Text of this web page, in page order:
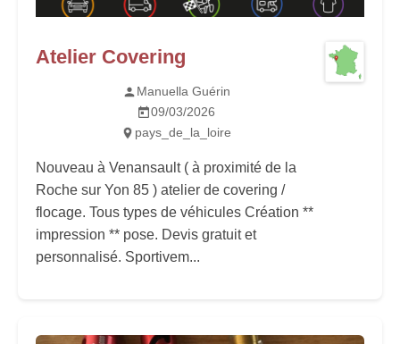
Atelier Covering
Manuella Guérin
09/03/2026
pays_de_la_loire
Nouveau à Venansault ( à proximité de la
Roche sur Yon 85 ) atelier de covering /
flocage. Tous types de véhicules Création **
impression ** pose. Devis gratuit et
personnalisé. Sportivem...